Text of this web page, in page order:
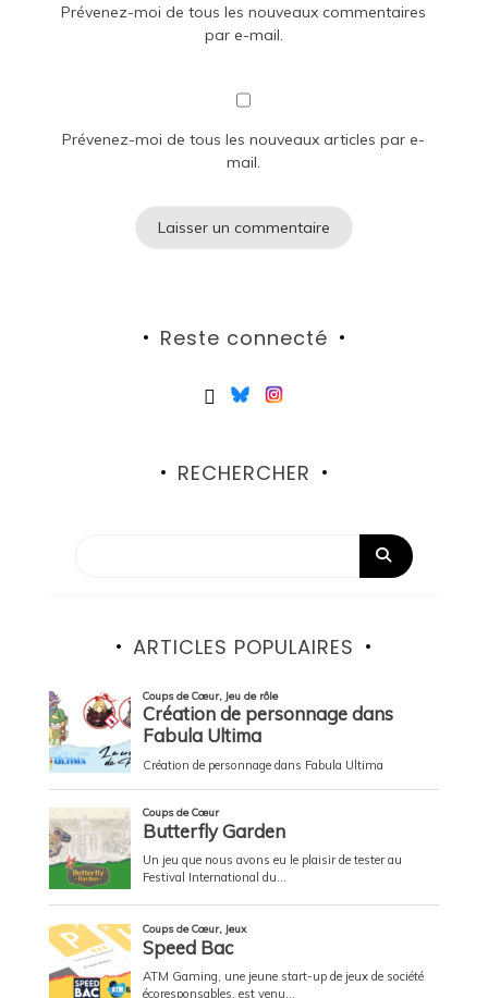
Prévenez-moi de tous les nouveaux commentaires
par e-mail.
Prévenez-moi de tous les nouveaux articles par e-
mail.
Reste connecté
RECHERCHER
ARTICLES POPULAIRES